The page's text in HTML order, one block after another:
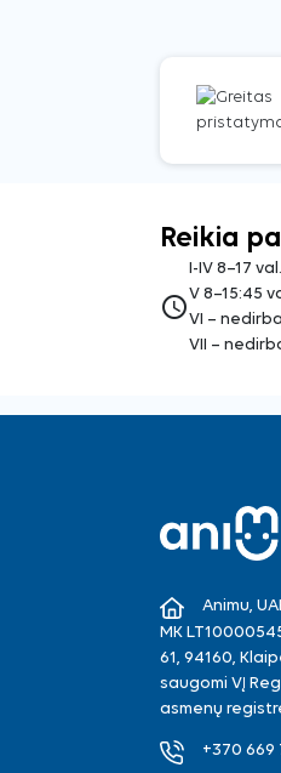
Reikia
access_time
I-IV 8–17 val.
V 8–15:45
VI –
VII –
Animu,
MK
61, 94160,
saugomi VĮ
asmenų
+370 669